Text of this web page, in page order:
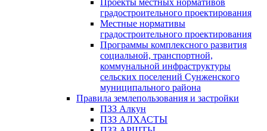
Проекты местных нормативов
градостроительного проектирования
Местные нормативы
градостроительного проектирования
Программы комплексного развития
социальной, транспортной,
коммунальной инфраструктуры
сельских поселений Сунженского
муниципального района
Правила землепользования и застройки
ПЗЗ Алкун
ПЗЗ АЛХАСТЫ